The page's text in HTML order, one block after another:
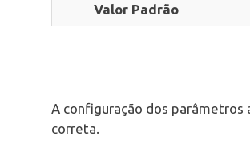
Valor Padrão
A configuração dos
correta.